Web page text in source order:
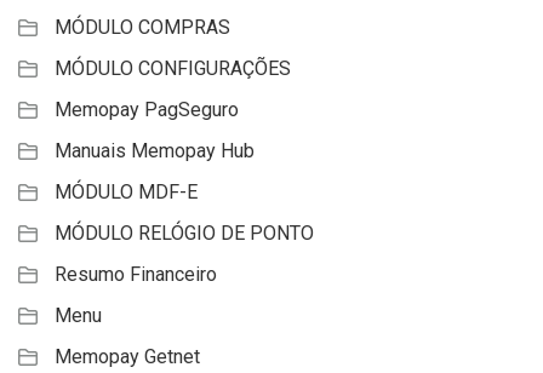
MÓDULO COMPRAS
MÓDULO CONFIGURAÇÕES
Memopay PagSeguro
Manuais Memopay Hub
MÓDULO MDF-E
MÓDULO RELÓGIO DE PONTO
Resumo Financeiro
Menu
Memopay Getnet